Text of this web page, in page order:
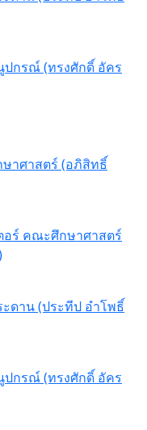
กรณ์ (ทรงศักดิ์ อัคร
าศาสตร์ (อภิสิทธิ์
อร์ คณะศึกษาศาสตร์
ดาน (ประทีป อำโพธิ์
กรณ์ (ทรงศักดิ์ อัคร